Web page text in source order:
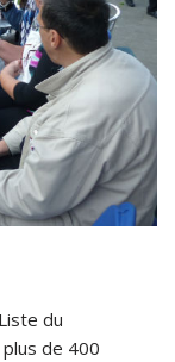
du
de 400